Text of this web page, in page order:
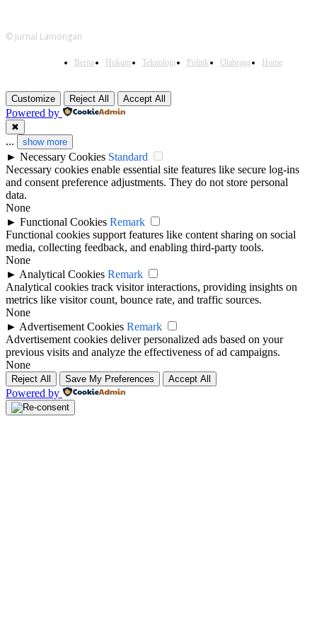
© Jurnal Lamongan
Berita Hukum Teknologi Politik Olahraga Home
Customize Reject All Accept All
Powered by
✖
... show more
► Necessary Cookies Standard
Necessary cookies enable essential site features like secure log-ins
and consent preference adjustments. They do not store personal
data.
None
► Functional Cookies Remark
Functional cookies support features like content sharing on social
media, collecting feedback, and enabling third-party tools.
None
► Analytical Cookies Remark
Analytical cookies track visitor interactions, providing insights on
metrics like visitor count, bounce rate, and traffic sources.
None
► Advertisement Cookies Remark
Advertisement cookies deliver personalized ads based on your
previous visits and analyze the effectiveness of ad campaigns.
None
Reject All Save My Preferences Accept All
Powered by